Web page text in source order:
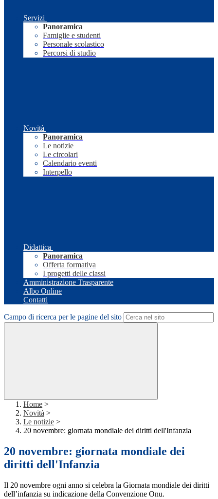
Servizi
Panoramica
Famiglie e studenti
Personale scolastico
Percorsi di studio
Novità
Panoramica
Le notizie
Le circolari
Calendario eventi
Interpello
Didattica
Panoramica
Offerta formativa
I progetti delle classi
Amministrazione Trasparente
Albo Online
Contatti
Campo di ricerca per le pagine del sito
Home >
Novità >
Le notizie >
20 novembre: giornata mondiale dei diritti dell'Infanzia
20 novembre: giornata mondiale dei
diritti dell'Infanzia
Il 20 novembre ogni anno si celebra la Giornata mondiale dei diritti
dell’infanzia su indicazione della Convenzione Onu.